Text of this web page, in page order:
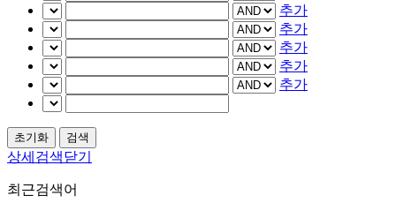
추가
추가
추가
추가
추가
상세검색닫기
최근검색어